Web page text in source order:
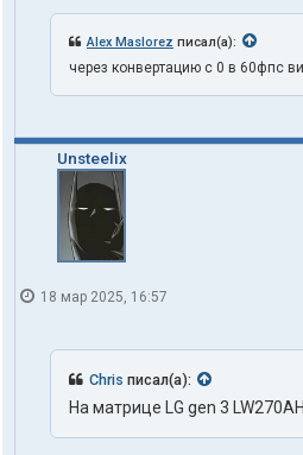
Alex Maslorez писал(а):
через конвертацию с 0 в 60фпс
Unsteelix
18 мар 2025, 16:57
Chris писал(а):
На матрице LG gen 3